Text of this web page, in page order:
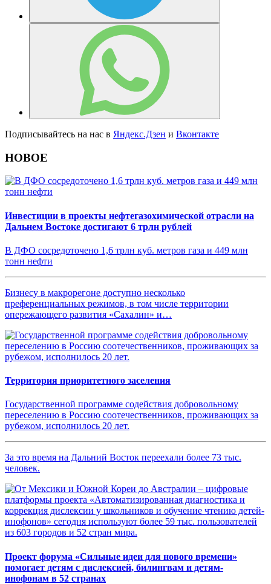
Подписывайтесь на нас в Яндекс.Дзен и Вконтакте
НОВОЕ
Инвестиции в проекты нефтегазохимической отрасли на
Дальнем Востоке достигают 6 трлн рублей
В ДФО сосредоточено 1,6 трлн куб. метров газа и 449 млн
тонн нефти
Бизнесу в макрорегоне доступно несколько
преференциальных режимов, в том числе территории
опережающего развития «Сахалин» и…
Территория приоритетного заселения
Государственной программе содействия добровольному
переселению в Россию соотечественников, проживающих за
рубежом, исполнилось 20 лет.
За это время на Дальний Восток переехали более 73 тыс.
человек.
Проект форума «Сильные идеи для нового времени»
помогает детям с дислексией, билингвам и детям-
инофонам в 52 странах